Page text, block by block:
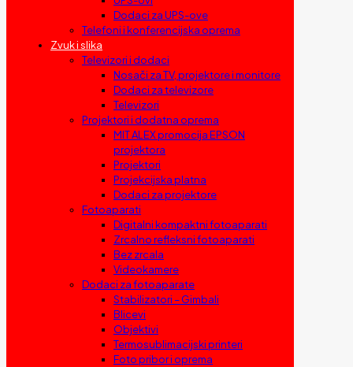
Dodaci za UPS-ove
Telefoni i konferencijska oprema
Zvuk i slika
Televizori i dodaci
Nosači za TV, projektore i monitore
Dodaci za televizore
Televizori
Projektori i dodatna oprema
MIT ALEX promocija EPSON
projektora
Projektori
Projekcijska platna
Dodaci za projektore
Fotoaparati
Digitalni kompaktni fotoaparati
Zrcalno refleksni fotoaparati
Bez zrcala
Videokamere
Dodaci za fotoaparate
Stabilizatori – Gimbali
Blicevi
Objektivi
Termosublimacijski printeri
Foto pribor i oprema